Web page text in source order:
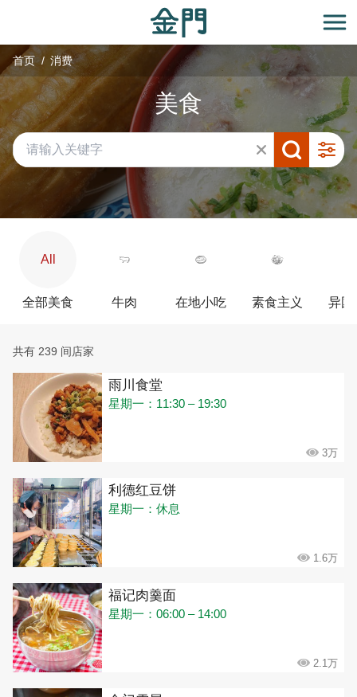
主
要
内
容
区
块
开
首页 消费
美食
All
全部美食 牛肉 在地小吃 素食主义 异国
共有 239 间店家
雨川食堂
星期一：11:30 – 19:30
3万
利德红豆饼
星期一：休息
1.6万
福记肉羹面
星期一：06:00 – 14:00
2.1万